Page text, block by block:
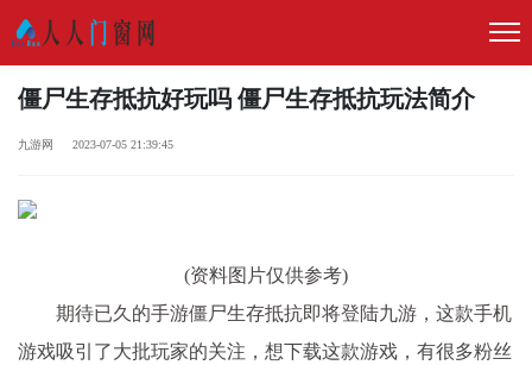
僵尸生存抵抗好玩吗 僵尸生存抵抗玩法简介
九游网 2023-07-05 21:39:45
(资料图片仅供参考)
期待已久的手游僵尸生存抵抗即将登陆九游，这款手机
游戏吸引了大批玩家的关注，想下载这款游戏，有很多粉丝